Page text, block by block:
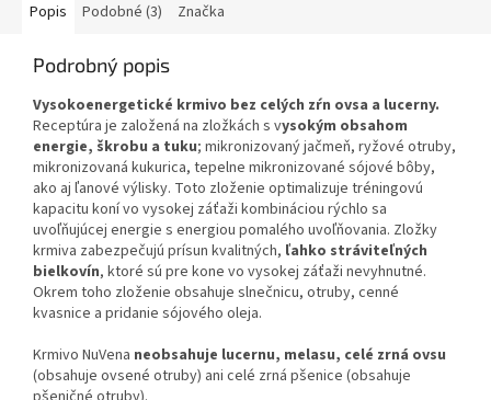
Popis Podobné (3) Značka
Podrobný popis
Vysokoenergetické krmivo bez celých zŕn ovsa a lucerny.
Receptúra ​​je založená na zložkách s vysokým obsahom
energie, škrobu a tuku; mikronizovaný jačmeň, ryžové otruby,
mikronizovaná kukurica, tepelne mikronizované sójové bôby,
ako aj ľanové výlisky. Toto zloženie optimalizuje tréningovú
kapacitu koní vo vysokej záťaži kombináciou rýchlo sa
uvoľňujúcej energie s energiou pomalého uvoľňovania. Zložky
krmiva zabezpečujú prísun kvalitných, ľahko stráviteľných
bielkovín, ktoré sú pre kone vo vysokej záťaži nevyhnutné.
Okrem toho zloženie obsahuje slnečnicu, otruby, cenné
kvasnice a pridanie sójového oleja.
Krmivo NuVena neobsahuje lucernu, melasu, celé zrná ovsu
(obsahuje ovsené otruby) ani celé zrná pšenice (obsahuje